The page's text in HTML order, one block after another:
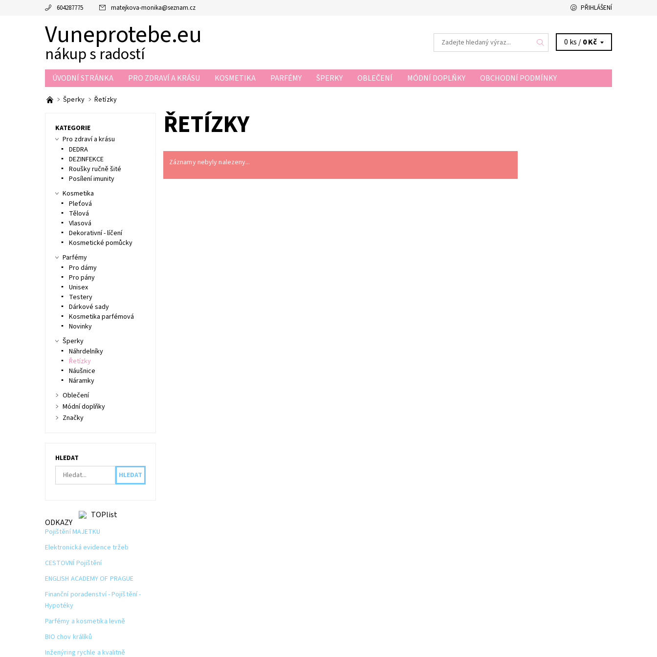
604287775 matejkova-monika@seznam.cz PŘIHLÁŠENÍ
Vuneprotebe.eu
nákup s radostí
0 ks /0 Kč
ÚVODNÍ STRÁNKA PRO ZDRAVÍ A KRÁSU KOSMETIKA PARFÉMY ŠPERKY OBLEČENÍ MÓDNÍ DOPLŇKY
OBCHODNÍ PODMÍNKY
NAPIŠTE NÁM
KONTAKTY
Šperky Řetízky
ŘETÍZKY
Záznamy nebyly nalezeny...
KATEGORIE
Pro zdraví a krásu
DEDRA
DEZINFEKCE
Roušky ručně šité
Posílení imunity
Kosmetika
Pleťová
Tělová
Vlasová
Dekorativní - líčení
Kosmetické pomůcky
Parfémy
Pro dámy
Pro pány
Unisex
Testery
Dárkové sady
Kosmetika parfémová
Novinky
Šperky
Náhrdelníky
Řetízky
Náušnice
Náramky
Oblečení
Módní doplňky
Značky
HLEDAT
ODKAZY
Pojištění MAJETKU
Elektronická evidence tržeb
CESTOVNÍ Pojištění
ENGLISH ACADEMY OF PRAGUE
Finanční poradenství - Pojištění -
Hypotéky
Parfémy a kosmetika levně
BIO chov králíků
Inženýring rychle a kvalitně